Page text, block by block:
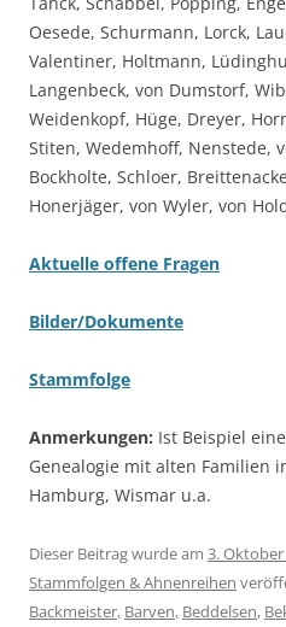
Oesede, Schurmann, Lorck,
Valentiner, Holtmann,
Langenbeck, von Dumstorf,
Weidenkopf, Hüge, Dreyer,
Stiten, Wedemhoff, Nenstede,
Bockholte, Schloer,
Honerjäger, von Wyler, von
Aktuelle offene Fragen
Bilder/Dokumente
Stammfolge
Anmerkungen: Ist Beispiel
Genealogie mit alten Familien
Hamburg, Wismar u.a.
Dieser Beitrag wurde am 3. Oktober
Stammfolgen & Ahnenreihen
Backmeister, Barven, Beddelsen,